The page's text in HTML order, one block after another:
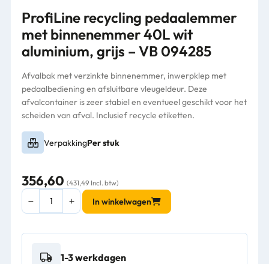
ProfiLine recycling pedaalemmer
met binnenemmer 40L wit
aluminium, grijs – VB 094285
Afvalbak met verzinkte binnenemmer, inwerpklep met
pedaalbediening en afsluitbare vleugeldeur. Deze
afvalcontainer is zeer stabiel en eventueel geschikt voor het
scheiden van afval. Inclusief recycle etiketten.
VerpakkingPer stuk
356,60 (431,49 Incl. btw)
ProfiLine
recycling
met
In winkelwagen
1-3 werkdagen